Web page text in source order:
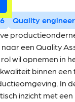
Quality engineer
een Quality
wil opnemen in
binnen een
In
inzicht met